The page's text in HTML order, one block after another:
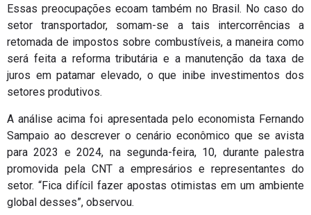
Essas preocupações ecoam também no Brasil. No caso do
setor transportador, somam-se a tais intercorrências a
retomada de impostos sobre combustíveis, a maneira como
será feita a reforma tributária e a manutenção da taxa de
juros em patamar elevado, o que inibe investimentos dos
setores produtivos.
A análise acima foi apresentada pelo economista Fernando
Sampaio ao descrever o cenário econômico que se avista
para 2023 e 2024, na segunda-feira, 10, durante palestra
promovida pela CNT a empresários e representantes do
setor. “Fica difícil fazer apostas otimistas em um ambiente
global desses”, observou.